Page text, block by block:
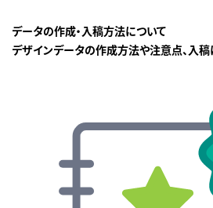
データの作成・入稿方法について
デザインデータの作成方法や注意点、入稿